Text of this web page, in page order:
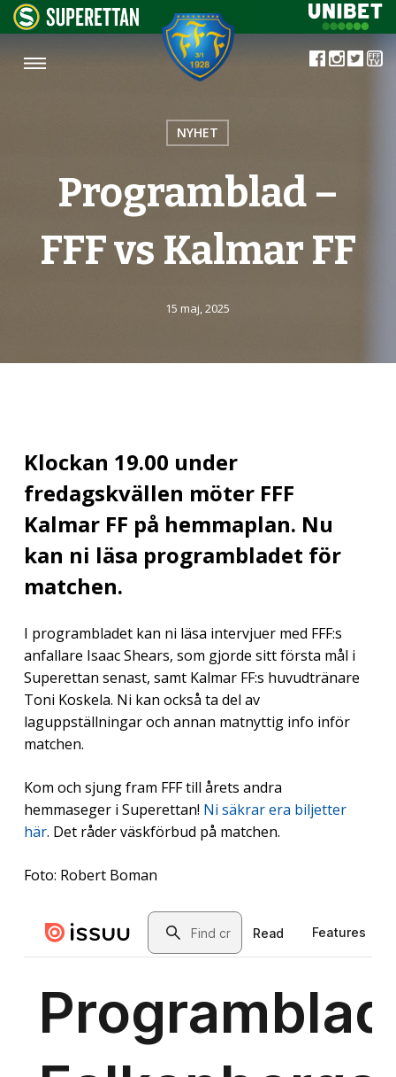
NYHET
Programblad –
FFF vs Kalmar FF
15 maj, 2025
Klockan 19.00 under
fredagskvällen möter FFF
Kalmar FF på hemmaplan. Nu
kan ni läsa programbladet för
matchen.
I programbladet kan ni läsa intervjuer med FFF:s
anfallare Isaac Shears, som gjorde sitt första mål i
Superettan senast, samt Kalmar FF:s huvudtränare
Toni Koskela. Ni kan också ta del av
laguppställningar och annan matnyttig info inför
matchen.
Kom och sjung fram FFF till årets andra
hemmaseger i Superettan! Ni säkrar era biljetter
här. Det råder väskförbud på matchen.
Foto: Robert Boman